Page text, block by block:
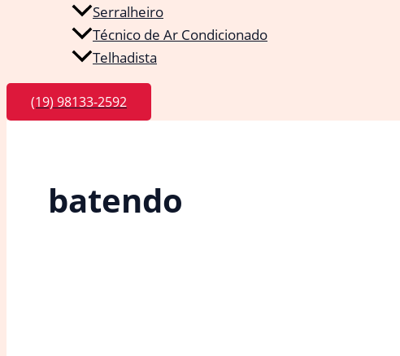
Serralheiro
Técnico de Ar Condicionado
Telhadista
(19) 98133-2592
batendo